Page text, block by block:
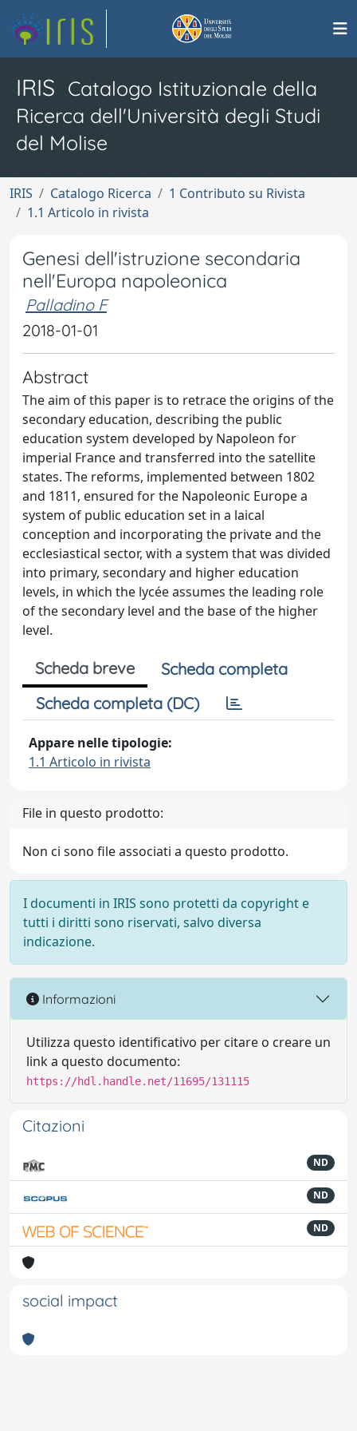
IRIS Catalogo Istituzionale della
Ricerca dell'Università degli Studi
del Molise
IRIS Catalogo Ricerca
1 Contributo su Rivista
1.1 Articolo in rivista
Genesi dell'istruzione secondaria
nell'Europa napoleonica
Palladino F
2018-01-01
Abstract
The aim of this paper is to retrace the origins of the
secondary education, describing the public
education system developed by Napoleon for
imperial France and transferred into the satellite
states. The reforms, implemented between 1802
and 1811, ensured for the Napoleonic Europe a
system of public education set in a laical
conception and incorporating the private and the
ecclesiastical sector, with a system that was divided
into primary, secondary and higher education
levels, in which the lycée assumes the leading role
of the secondary level and the base of the higher
level.
Scheda breve
Scheda completa
Scheda completa (DC)
Appare nelle tipologie:
1.1 Articolo in rivista
File in questo prodotto:
Non ci sono file associati a questo prodotto.
I documenti in IRIS sono protetti da copyright e
tutti i diritti sono riservati, salvo diversa
indicazione.
Informazioni
Utilizza questo identificativo per citare o creare un
link a questo documento:
https://hdl.handle.net/11695/131115
Citazioni
ND
ND
ND
social impact